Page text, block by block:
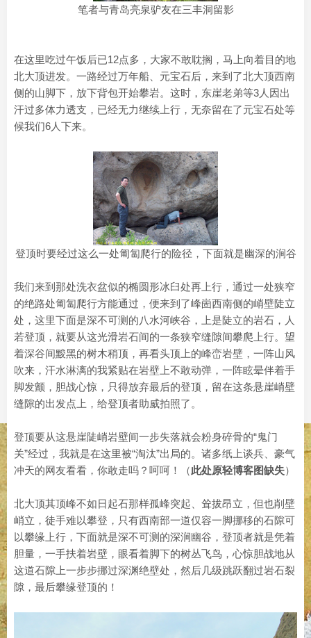
笔者与青岛亮泉驴友在三丰洞留影
在这里吃过午饭后已12点多，大家不敢耽搁，马上向着目的地
北大顶进发。一路经过万年船、元宝石后，来到了北大顶西南
侧的山脚下，放下背包开始攀岩。这时，东崖老弟等3人因出
汗过多体力透支，已经无力继续上行，无奈留在了元宝石处等
候我们6人下来。
登顶时要经过这么一处匍匐爬行的险径，下面就是幽深的涧谷
我们来到那处洗衣盆似的椭圆形冰臼处再上行，通过一处狭窄
的绝路处匍匐爬行方能通过，便来到了峰崮西南侧的峭壁陡立
处，这里下面是深不可测的八水河峡谷，上是陡立的岩石，人
若登顶，就要从这光滑岩石间的一条狭窄缝隙间攀爬上行。望
着深谷间黢黑的树木稍顶，再看头顶上的峰峦岩壁，一阵山风
吹来，汗水淋漓的我紧贴在岩壁上不敢动弹，一阵眩晕伴着手
脚发颤，胆战心惊，只得放弃最后的登顶，留在这条悬崖峭壁
缝隙的出发点上，给登顶者助威拍照了。
登顶要从这悬崖陡峭岩壁间一步失落就会粉身碎骨的“鬼门
关”经过，我就是在这里被“淘汰”出局的。诸多纸上谈兵、豪气
冲天的网友看看，你敢走吗？呵呵！（此处原轻博客图缺失）
北大顶其顶峰不如日起石那样孤峰突起、耸拔昂立，但也削壁
峭立，徒手难以攀登，只有西南部一道仅容一脚挪移的石隙可
以攀缘上行，下面就是深不可测的深涧幽谷，登顶者就是凭着
胆量，一手扶着岩壁，眼看着脚下的树丛飞鸟，心惊胆战地从
这道石隙上一步步挪过深渊绝壁处，然后几级跳跃翻过岩石裂
隙，最后攀缘登顶的！